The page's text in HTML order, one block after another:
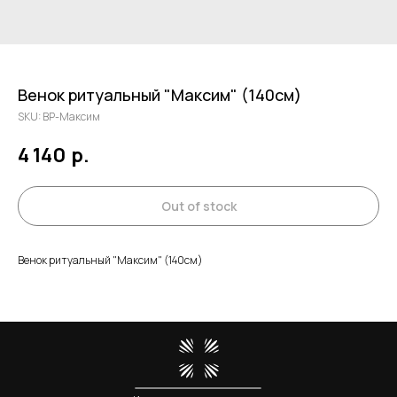
Венок ритуальный "Максим" (140см)
SKU: ВР-Максим
4 140 р.
Out of stock
Венок ритуальный "Максим" (140см)